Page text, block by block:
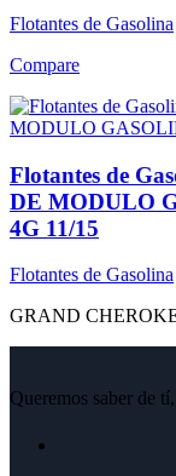
Flotantes de Gasolina
Compare
Flotantes de
DE MODULO
4G 11/15
Flotantes de Gasolina
GRAND
Queremos saber de tí,